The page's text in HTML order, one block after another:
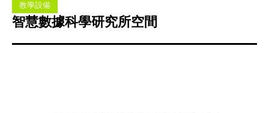
教學設備
智慧數據科學研究所空間